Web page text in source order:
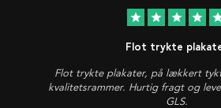
star star star star
Flot trykte
Flot trykte plakater, på lækkert
kvalitetsrammer. Hurtig fragt og
GLS.